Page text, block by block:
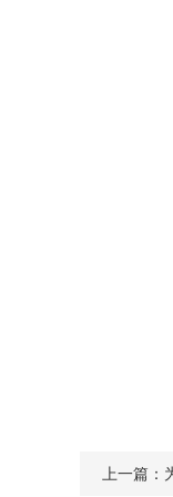
上一篇：